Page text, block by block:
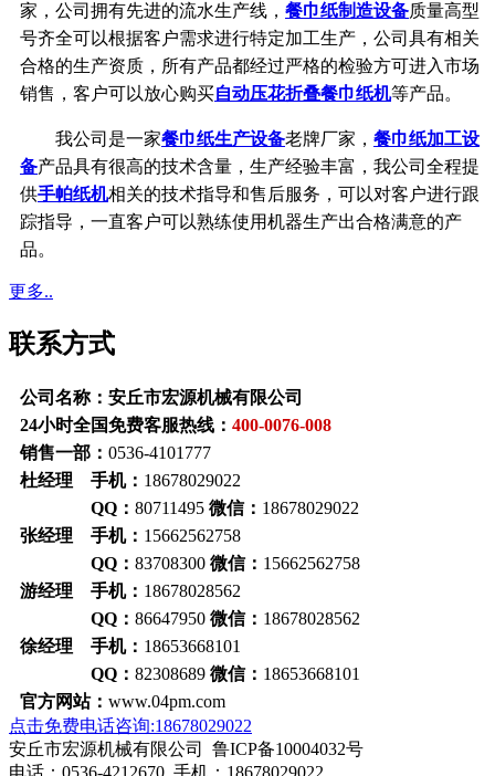
家，公司拥有先进的流水生产线， 餐巾纸制造设备质量高型
号齐全可以根据客户需求进行特定加工生产，公司具有相关
合格的生产资质，所有产品都经过严格的检验方可进入市场
销售，客户可以放心购买自动压花折叠餐巾纸机等产品。
我公司是一家餐巾纸生产设备老牌厂家， 餐巾纸加工设
备产品具有很高的技术含量，生产经验丰富，我公司全程提
供手帕纸机相关的技术指导和售后服务，可以对客户进行跟
踪指导，一直客户可以熟练使用机器生产出合格满意的产
品。
更多..
联系方式
公司名称：安丘市宏源机械有限公司
24小时全国免费客服热线： 400-0076-008
销售一部： 0536-4101777
杜经理 手机： 18678029022
QQ： 80711495 微信： 18678029022
张经理 手机： 15662562758
QQ： 83708300 微信： 15662562758
游经理 手机： 18678028562
QQ： 86647950 微信： 18678028562
徐经理 手机： 18653668101
QQ： 82308689 微信： 18653668101
官方网站： www.04pm.com
点击免费电话咨询:18678029022
安丘市宏源机械有限公司 鲁ICP备10004032号